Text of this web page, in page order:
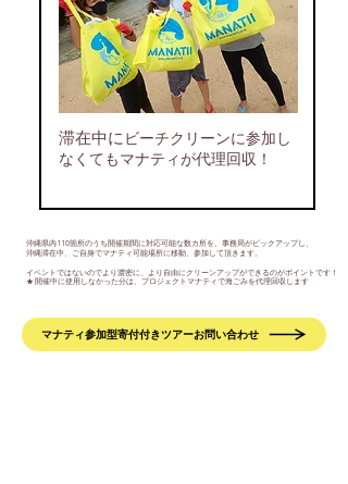
滞在中に ​ビーチクリーンに参加し
なくてもマナティが代理回収！
沖縄県内110箇所のうち開催期間に対応可能な数カ所を、事務局がピックアップし、
沖縄滞在中、ご自身でマナティ可能場所に移動、参加して頂きます。
イベントではないのでより濃密に、より自由にクリーンアップができるのがポイントです！
★ 開催中に使用しなかった分は、プロジェクトマナティで海ごみを代理回収します
マナティ参加型寄付付きツアーお問い合わせ